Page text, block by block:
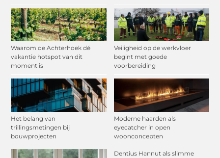
Waarom de Achterhoek dé
vakantie hotspot van dit
moment is
Veiligheid op de werkvloer
begint met goede
voorbereiding
Het belang van
trillingsmetingen bij
bouwprojecten
Moderne haarden als
eyecatcher in open
woonconcepten
Dentius Hannut als slimme